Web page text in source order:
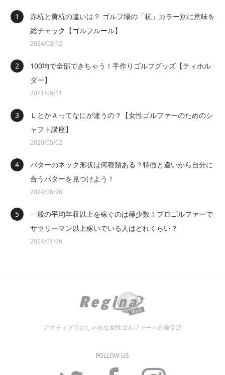
赤杭と黄杭の違いは？ ゴルフ場の「杭」カラー別に意味を
総チェック【ゴルフルール】
2024/03/12
100均で全部できちゃう！手作りゴルフグッズ【ティホル
ダー】
2021/06/11
ＬとかＡってなにが違うの？【女性ゴルファーのためのシ
ャフト講座】
2020/05/02
パターのネック形状は何種類ある？特徴と違いから自分に
合うパターを見つけよう！
2024/06/26
一般の平均年収以上を稼ぐのは極少数！プロゴルファーで
サラリーマン以上稼いでいる人はどれくらい？
2024/01/26
アクティブでおしゃれな女性ゴルファーへの発信源
FOLLOW US